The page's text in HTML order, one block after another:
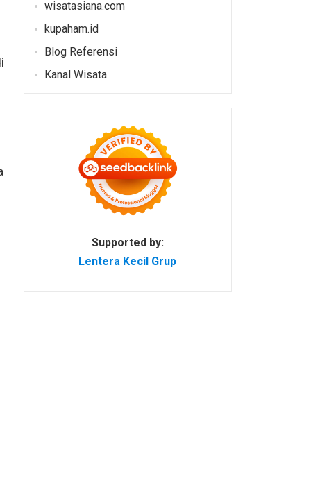
wisatasiana.com
kupaham.id
Blog Referensi
Kanal Wisata
Supported by:
Lentera Kecil Grup